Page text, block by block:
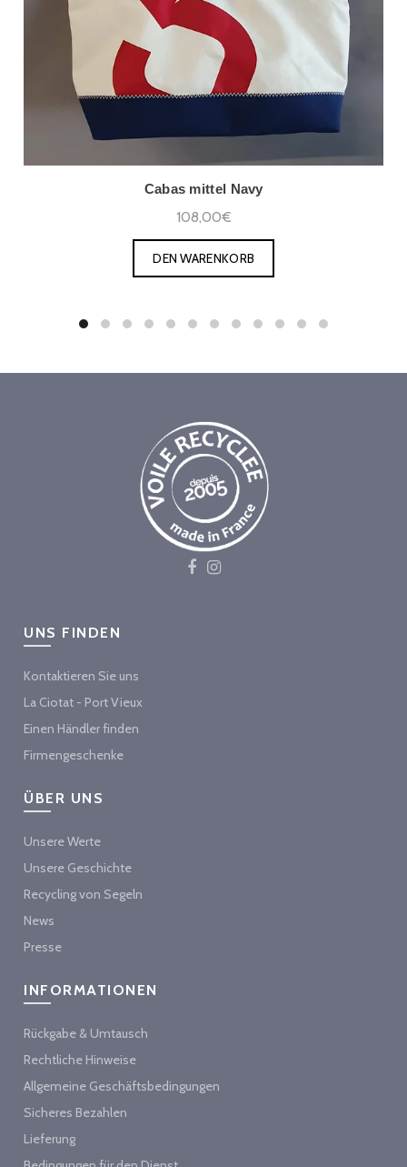
Cabas mittel Navy
108,00€
DEN WARENKORB
UNS FINDEN
Kontaktieren Sie uns
La Ciotat - Port Vieux
Einen Händler finden
Firmengeschenke
ÜBER UNS
Unsere Werte
Unsere Geschichte
Recycling von Segeln
News
Presse
INFORMATIONEN
Rückgabe & Umtausch
Rechtliche Hinweise
Allgemeine Geschäftsbedingungen
Sicheres Bezahlen
Lieferung